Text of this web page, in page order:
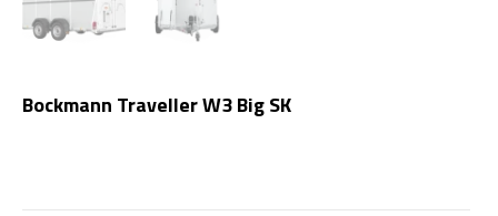
Bockmann Traveller W3 Big SK